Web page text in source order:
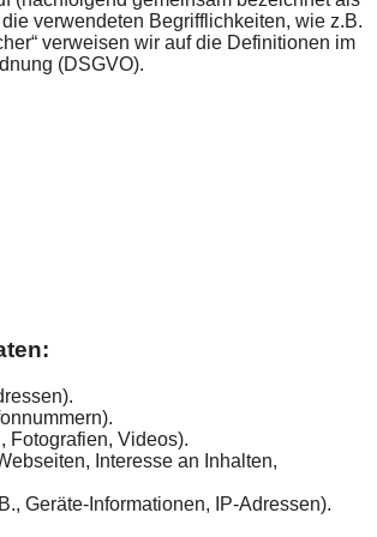
verwendeten Begrifflichkeiten, wie z.B.
verweisen wir auf die Definitionen im
(DSGVO).
Fotografien, Videos).
Interesse an Inhalten,
Geräte-Informationen, IP-Adressen).